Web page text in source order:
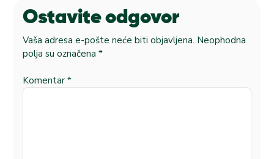
Ostavite odgovor
Vaša adresa e-pošte neće biti objavljena. Neophodna
polja su označena *
Komentar *